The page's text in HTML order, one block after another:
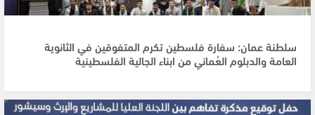
سلطنة عمان: سفارة فلسطين تكرم المتفوقين في الثانوية
العامة والدبلوم العُماني من ابناء الجالية الفلسطينية